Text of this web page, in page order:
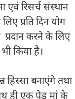
एवं रिसर्च संस्थान
प्रति दिन योग
प्रदान करने के लिए
किया है।
हिस्सा बनाएंगे तथा
ही एक पेड़ मां के